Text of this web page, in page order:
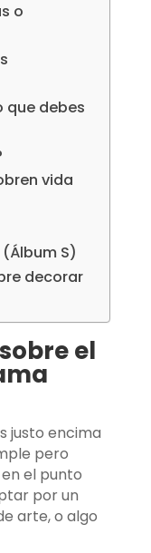
o
que debes
vida
S)
decorar
el
justo encima
pero
el punto
por un
arte, o algo